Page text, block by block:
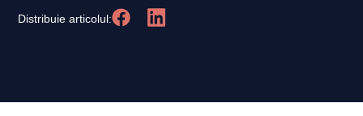
Distribuie articolul: